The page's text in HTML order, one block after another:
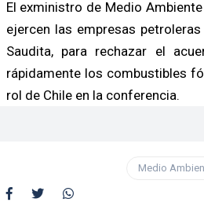
El exministro de Medio
ejercen las empresas
Saudita, para rechazar el
rápidamente los combustibles
rol de Chile en la conferencia.
Medio